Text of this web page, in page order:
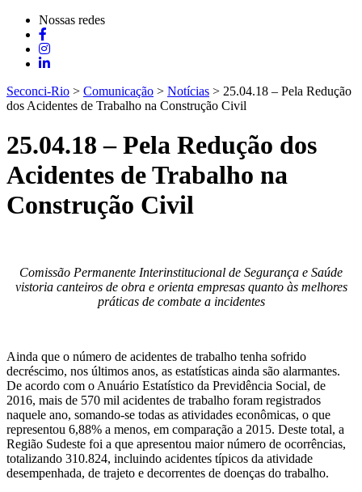
Nossas redes
Seconci-Rio > Comunicação > Notícias > 25.04.18 – Pela Redução
dos Acidentes de Trabalho na Construção Civil
25.04.18 – Pela Redução dos
Acidentes de Trabalho na
Construção Civil
Comissão Permanente Interinstitucional de Segurança e Saúde
vistoria canteiros de obra e orienta empresas quanto às melhores
práticas de combate a incidentes
Ainda que o número de acidentes de trabalho tenha sofrido
decréscimo, nos últimos anos, as estatísticas ainda são alarmantes.
De acordo com o Anuário Estatístico da Previdência Social, de
2016, mais de 570 mil acidentes de trabalho foram registrados
naquele ano, somando-se todas as atividades econômicas, o que
representou 6,88% a menos, em comparação a 2015. Deste total, a
Região Sudeste foi a que apresentou maior número de ocorrências,
totalizando 310.824, incluindo acidentes típicos da atividade
desempenhada, de trajeto e decorrentes de doenças do trabalho.